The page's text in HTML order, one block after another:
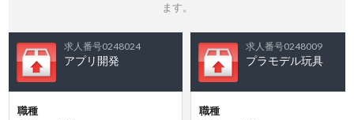
ます。
求人番号0248024
アプリ開発
職種
求人番号0248009
プラモデル玩具
職種